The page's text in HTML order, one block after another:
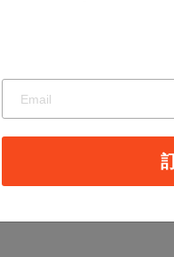
倒閉，逾
員工恐面
業